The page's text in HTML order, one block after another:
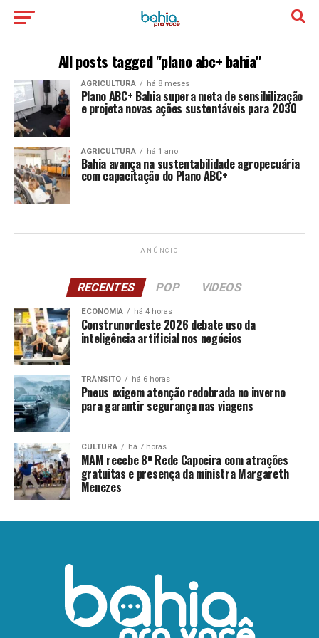
All posts tagged "plano abc+ bahia"
AGRICULTURA há 8 meses
Plano ABC+ Bahia supera meta de sensibilização
e projeta novas ações sustentáveis para 2030
AGRICULTURA há 1 ano
Bahia avança na sustentabilidade agropecuária
com capacitação do Plano ABC+
ANÚNCIO
RECENTES POP VIDEOS
ECONOMIA há 4 horas
Construnordeste 2026 debate uso da
inteligência artificial nos negócios
TRÂNSITO há 6 horas
Pneus exigem atenção redobrada no inverno
para garantir segurança nas viagens
CULTURA há 7 horas
MAM recebe 8º Rede Capoeira com atrações
gratuitas e presença da ministra Margareth
Menezes